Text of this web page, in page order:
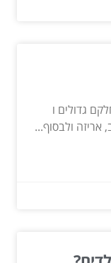
גדולים ו
אריזה ולבסוף...